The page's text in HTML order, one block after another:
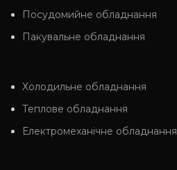
Посудомийне обладнання
Пакувальне обладнання
Холодильне обладнання
Теплове обладнання
Електромеханічне обладнання